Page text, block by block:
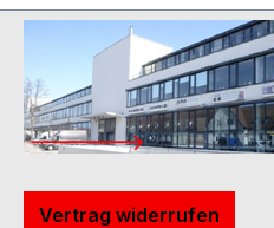
Vertrag widerrufen